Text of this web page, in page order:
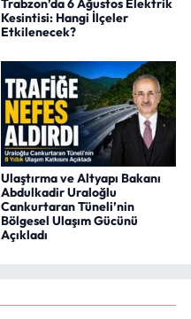
Trabzon’da 6 Ağustos Elektrik
Kesintisi: Hangi İlçeler
Etkilenecek?
Ulaştırma ve Altyapı Bakanı
Abdulkadir Uraloğlu
Cankurtaran Tüneli’nin
Bölgesel Ulaşım Gücünü
Açıkladı